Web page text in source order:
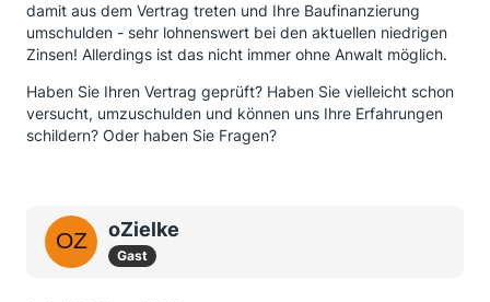
damit aus dem Vertrag treten und Ihre Baufinanzierung
umschulden - sehr lohnenswert bei den aktuellen niedrigen
Zinsen! Allerdings ist das nicht immer ohne Anwalt möglich.
Haben Sie Ihren Vertrag geprüft? Haben Sie vielleicht schon
versucht, umzuschulden und können uns Ihre Erfahrungen
schildern? Oder haben Sie Fragen?
oZielke
Gast